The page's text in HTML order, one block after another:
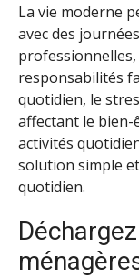
La vie moderne
avec des
responsabilités
quotidien, le
affectant le bien-
activités
solution simple
quotidien.